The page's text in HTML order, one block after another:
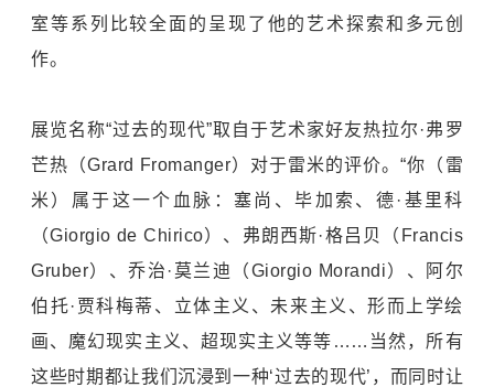
室等系列比较全面的呈现了他的艺术探索和多元创
作。
展览名称“过去的现代”取自于艺术家好友热拉尔·弗罗
芒热（Grard Fromanger）对于雷米的评价。“你（雷
米）属于这一个血脉：塞尚、毕加索、德·基里科
（Giorgio de Chirico）、弗朗西斯·格吕贝（Francis
Gruber）、乔治·莫兰迪（Giorgio Morandi）、阿尔
伯托·贾科梅蒂、立体主义、未来主义、形而上学绘
画、魔幻现实主义、超现实主义等等……当然，所有
这些时期都让我们沉浸到一种‘过去的现代’，而同时让